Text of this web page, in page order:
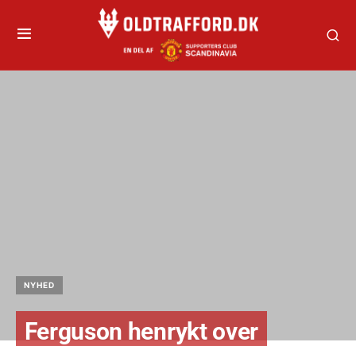
NYHED
Ferguson henrykt over